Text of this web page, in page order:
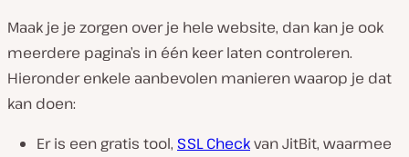
Maak je je zorgen over je hele website, dan kan je ook
meerdere pagina’s in één keer laten controleren.
Hieronder enkele aanbevolen manieren waarop je dat
kan doen:
Er is een gratis tool, SSL Checkvan JitBit, waarmee